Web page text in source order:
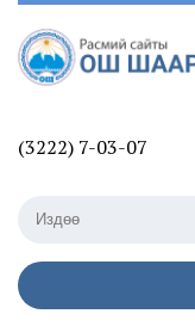
(3222) 7-03-07